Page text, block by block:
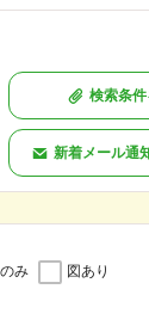
検索条
新着メール通
み 図あり